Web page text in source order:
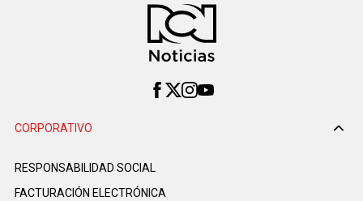
CORPORATIVO
RESPONSABILIDAD SOCIAL
FACTURACIÓN ELECTRÓNICA